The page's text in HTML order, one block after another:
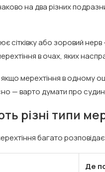
на два різних
сітківку або зоровий нерв
в очах, яких
мерехтіння в одному
— варто думати про
різні типи
багато
Де